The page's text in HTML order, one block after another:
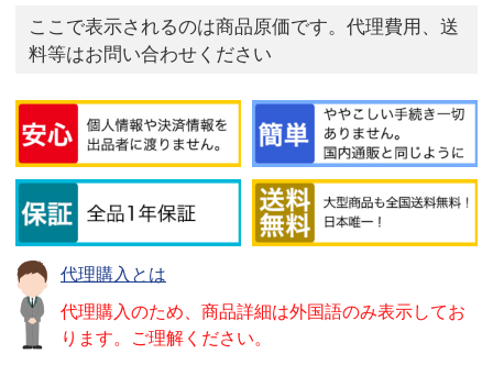
ここで表示されるのは商品原価です。代理費用、送
料等はお問い合わせください
代理購入とは
代理購入のため、商品詳細は外国語のみ表示してお
ります。ご理解ください。